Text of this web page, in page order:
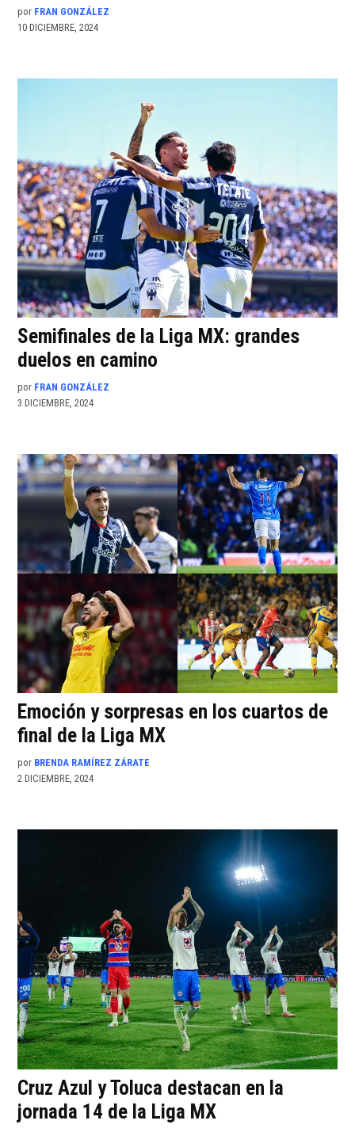
por FRAN GONZÁLEZ
10 DICIEMBRE, 2024
Semifinales de la Liga MX: grandes
duelos en camino
por FRAN GONZÁLEZ
3 DICIEMBRE, 2024
Emoción y sorpresas en los cuartos de
final de la Liga MX
por BRENDA RAMÍREZ ZÁRATE
2 DICIEMBRE, 2024
Cruz Azul y Toluca destacan en la
jornada 14 de la Liga MX